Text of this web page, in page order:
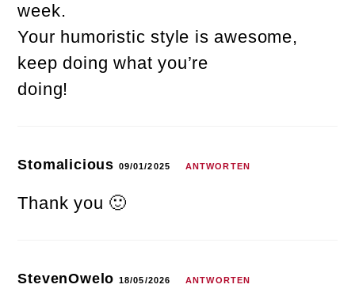
week.
Your humoristic style is awesome,
keep doing what you’re
doing!
Stomalicious 09/01/2025 ANTWORTEN
Thank you 🙂
StevenOwelo18/05/2026 ANTWORTEN